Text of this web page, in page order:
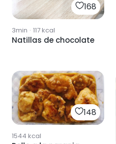
168
3min · 117kcal
Natillas de chocolate
148
1544 kcal